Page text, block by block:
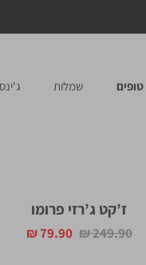
טופים שמלות
ז’קט ג’רזי פרומו
מחיר
79.90 ₪
מחיר
249.90 ₪